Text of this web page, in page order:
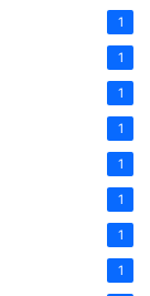
1
1
1
1
1
1
1
1